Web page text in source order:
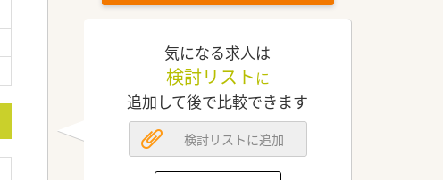
気になる求人は
検討リスト に
追加して後で比較できます
検討リストに追加